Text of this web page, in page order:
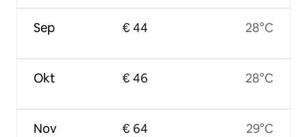
Sep
Okt
Nov
€ 44
€ 46
€ 64
28°C
28°C
29°C